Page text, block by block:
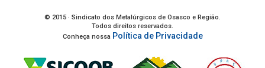
© 2015 · Sindicato dos Metalúrgicos de Osasco e Região.
Todos direitos reservados.
Conheça nossa Política de Privacidade